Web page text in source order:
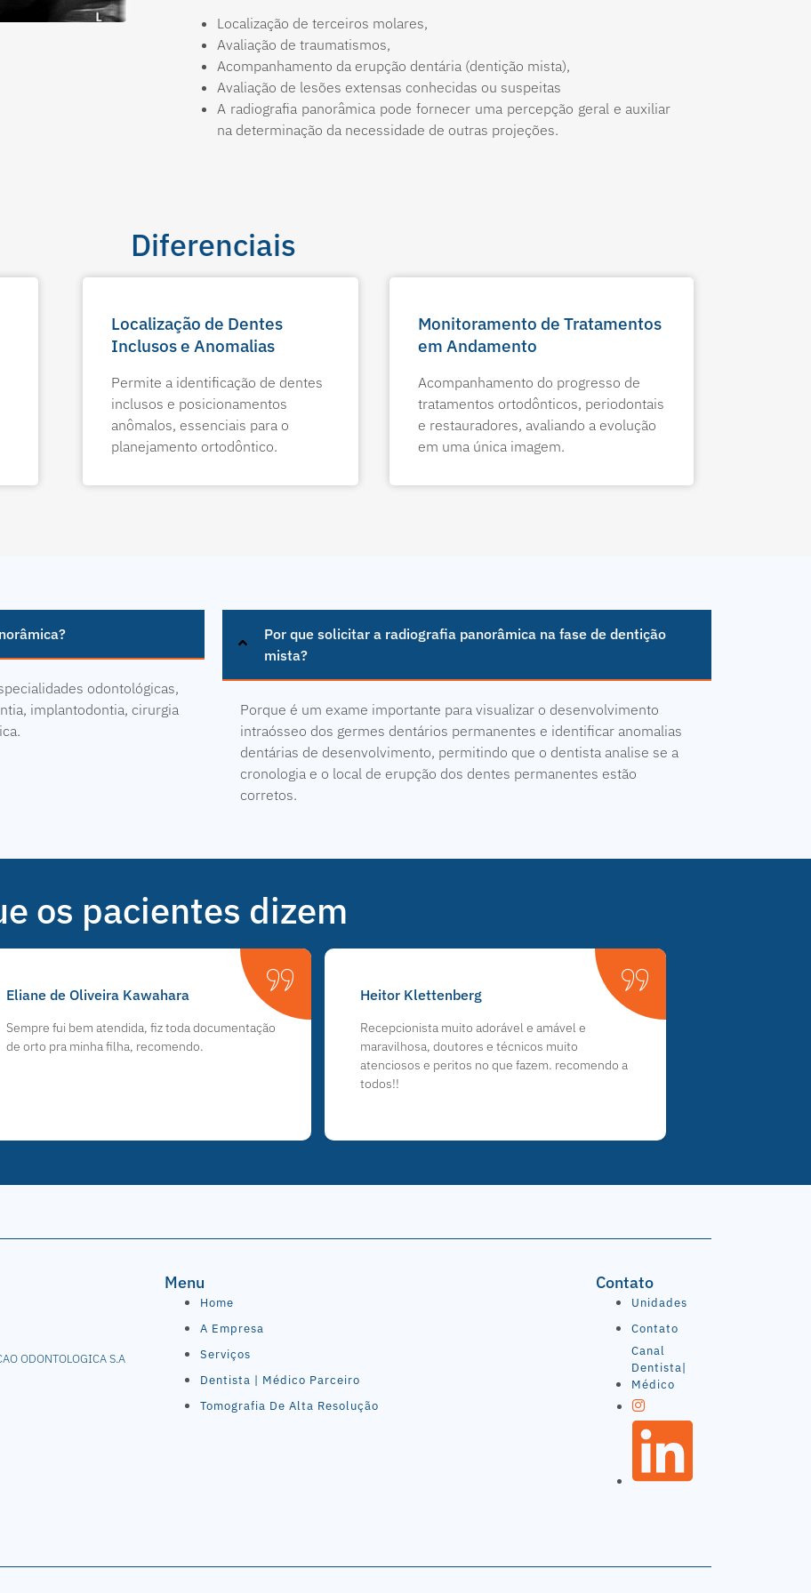
Localização de terceiros molares,
Avaliação de traumatismos,
Acompanhamento da erupção dentária (dentição mista),
Avaliação de lesões extensas conhecidas ou suspeitas
A radiografia panorâmica pode fornecer uma percepção geral e auxiliar
na determinação da necessidade de outras projeções.
Diferenciais
Localização de Dentes
Inclusos e Anomalias
Permite a identificação de dentes
inclusos e posicionamentos
anômalos, essenciais para o
planejamento ortodôntico.
Monitoramento de Tratamentos
em Andamento
Acompanhamento do progresso de
tratamentos ortodônticos, periodontais
e restauradores, avaliando a evolução
em uma única imagem.
odontológicas,
implantodontia, cirurgia
Por que solicitar a radiografia panorâmica na fase de dentição
mista?
Porque é um exame importante para visualizar o desenvolvimento
intraósseo dos germes dentários permanentes e identificar anomalias
dentárias de desenvolvimento, permitindo que o dentista analise se a
cronologia e o local de erupção dos dentes permanentes estão
corretos.
os pacientes dizem
Eliane de Oliveira Kawahara
Sempre fui bem atendida, fiz toda documentação
de orto pra minha filha, recomendo.
Heitor Klettenberg
Recepcionista muito adorável e amável e
maravilhosa, doutores e técnicos muito
atenciosos e peritos no que fazem. recomendo a
todos!!
ODONTOLOGICA S.A
Menu
Home
A Empresa
Serviços
Dentista | Médico Parceiro
Tomografia De Alta Resolução
Contato
Unidades
Contato
Canal
Dentista|
Médico